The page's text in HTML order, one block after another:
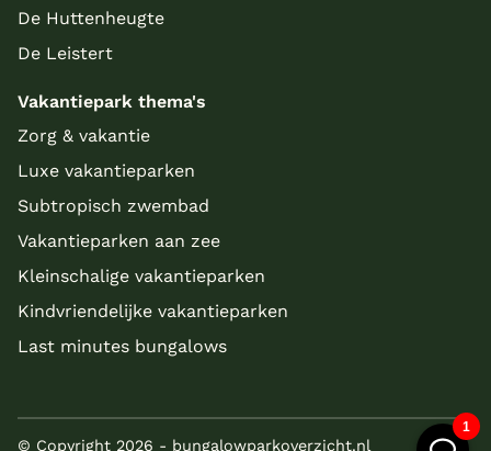
De Huttenheugte
De Leistert
Vakantiepark thema's
Zorg & vakantie
Luxe vakantieparken
Subtropisch zwembad
Vakantieparken aan zee
Kleinschalige vakantieparken
Kindvriendelijke vakantieparken
Last minutes bungalows
© Copyright 2026 - bungalowparkoverzicht.nl